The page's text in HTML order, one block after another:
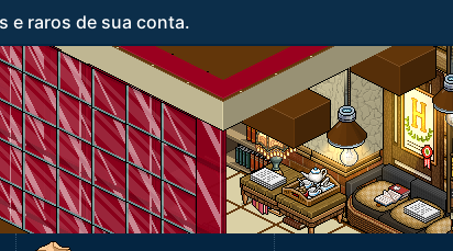
e raros de sua conta.